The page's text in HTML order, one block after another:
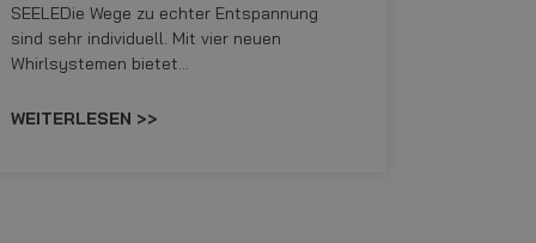
SEELEDie Wege zu echter Entspannung
sind sehr individuell. Mit vier neuen
Whirlsystemen bietet…
WEITERLESEN >>